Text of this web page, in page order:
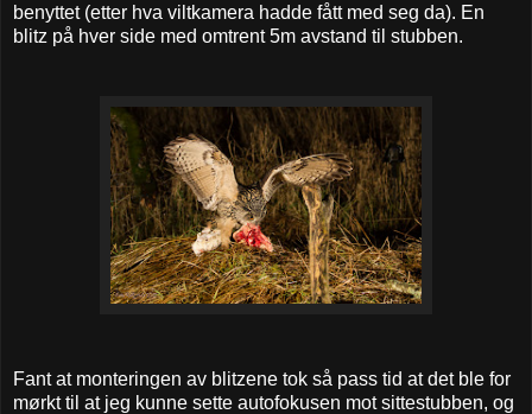
benyttet (etter hva viltkamera hadde fått med seg da). En
blitz på hver side med omtrent 5m avstand til stubben.
Fant at monteringen av blitzene tok så pass tid at det ble for
mørkt til at jeg kunne sette autofokusen mot sittestubben, og